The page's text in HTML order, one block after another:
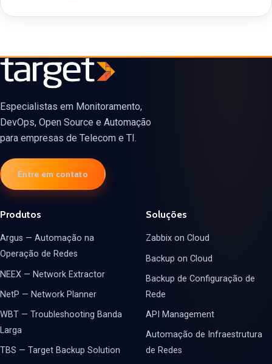
Especialistas em Monitoramento,
DevOps, Open Source e Automação
para empresas de Telecom e TI.
Entre em contato
Produtos
Argus — Automação na
Operação de Redes
NEEX — Network Extractor
NetP — Network Planner
WBT — Troubleshooting Banda
Larga
TBS — Target Backup Solution
Soluções
Zabbix on Cloud
Backup on Cloud
Backup de Configuração de
Rede
API Management
Automação de Infraestrutura
de Redes